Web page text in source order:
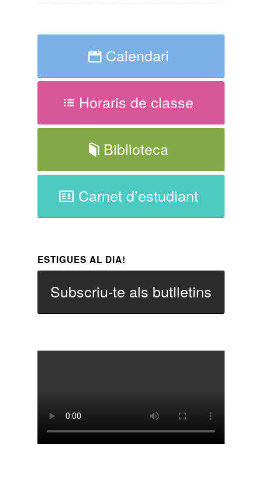
Calendari
Horaris de classe
Biblioteca
Carnet d’estudiant
ESTIGUES AL DIA!
Subscriu-te als butlletins